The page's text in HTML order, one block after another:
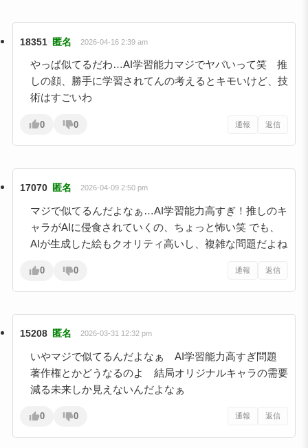
18351 匿名 2026-04-16 2:39 am
やっぱ似てるだわ…AI学習能力マジでヤバいって笑 推
しの顔、勝手に学習されてんの考えるとキモいけど、技
術はすごいわ
0 0 通報 返信
17070 匿名 2026-04-09 2:50 pm
マジで似てるんだよなぁ…AI学習能力高すぎ！推しのキ
ャラがAIに侵食されていくの、ちょっと怖い笑 でも、
AIが生成した絵もクオリティ高いし、複雑な問題だよね
0 0 通報 返信
15208 匿名 2026-03-31 12:32 pm
いやマジで似てるんだよなぁ AI学習能力高すぎ問題
著作権とかどうなるのよ 結局オリジナルキャラの需要
減る未来しか見えないんだよなぁ
0 0 通報 返信